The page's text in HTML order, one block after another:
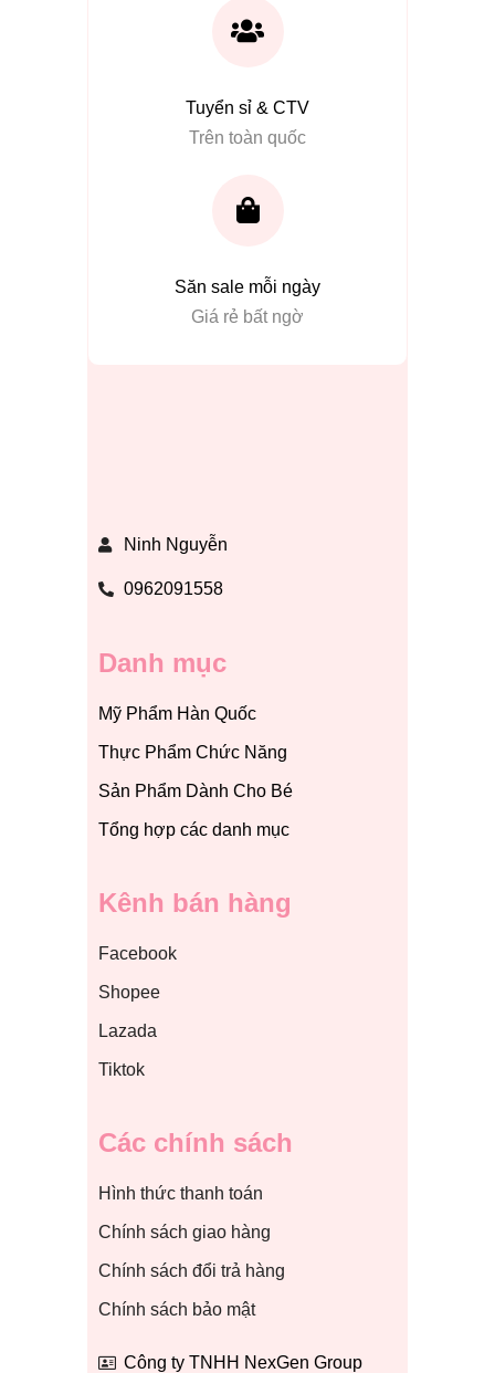
Tuyển sỉ & CTV
Trên toàn quốc
Săn sale mỗi ngày
Giá rẻ bất ngờ
Ninh Nguyễn
0962091558
Danh mục
Mỹ Phẩm Hàn Quốc
Thực Phẩm Chức Năng
Sản Phẩm Dành Cho Bé
Tổng hợp các danh mục
Kênh bán hàng
Facebook
Shopee
Lazada
Tiktok
Các chính sách
Hình thức thanh toán
Chính sách giao hàng
Chính sách đổi trả hàng
Chính sách bảo mật
Công ty TNHH NexGen Group